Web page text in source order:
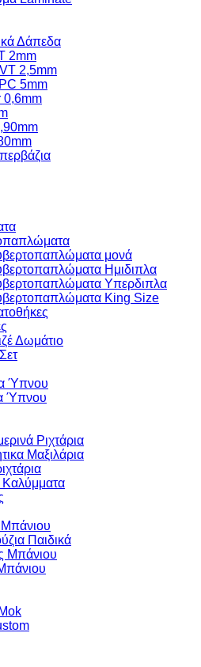
Δάπεδα
2mm
2,5mm
5mm
0,6mm
μονά
Ημιδιπλα
Υπερδιπλα
King Size
Δωμάτιο
Ύπνου
Ύπνου
Ριχτάρια
Μαξιλάρια
Καλύμματα
Μπάνιου
Παιδικά
Μπάνιου